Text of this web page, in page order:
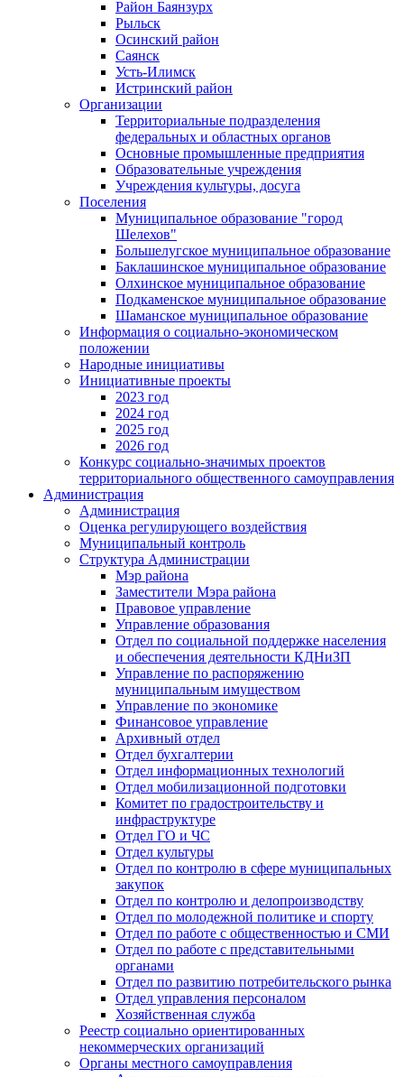
Район Баянзурх
Рыльск
Осинский район
Саянск
Усть-Илимск
Истринский район
Организации
Территориальные подразделения
федеральных и областных органов
Основные промышленные предприятия
Образовательные учреждения
Учреждения культуры, досуга
Поселения
Муниципальное образование "город
Шелехов"
Большелугское муниципальное образование
Баклашинское муниципальное образование
Олхинское муниципальное образование
Подкаменское муниципальное образование
Шаманское муниципальное образование
Информация о социально-экономическом
положении
Народные инициативы
Инициативные проекты
2023 год
2024 год
2025 год
2026 год
Конкурс социально-значимых проектов
территориального общественного самоуправления
Администрация
Администрация
Оценка регулирующего воздействия
Муниципальный контроль
Структура Администрации
Мэр района
Заместители Мэра района
Правовое управление
Управление образования
Отдел по социальной поддержке населения
и обеспечения деятельности КДНиЗП
Управление по распоряжению
муниципальным имуществом
Управление по экономике
Финансовое управление
Архивный отдел
Отдел бухгалтерии
Отдел информационных технологий
Отдел мобилизационной подготовки
Комитет по градостроительству и
инфраструктуре
Отдел ГО и ЧС
Отдел культуры
Отдел по контролю в сфере муниципальных
закупок
Отдел по контролю и делопроизводству
Отдел по молодежной политике и спорту
Отдел по работе с общественностью и СМИ
Отдел по работе с представительными
органами
Отдел по развитию потребительского рынка
Отдел управления персоналом
Хозяйственная служба
Реестр социально ориентированных
некоммерческих организаций
Органы местного самоуправления